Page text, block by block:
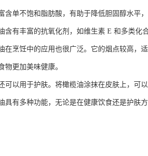
含单不饱和脂肪酸，有助于降低胆固醇水平
含有丰富的抗氧化剂，如维生素 E 和多类化
在烹饪中的应用也很广泛。它的烟点较高，
物更加美味健康。
可以用于护肤。将橄榄油涂抹在皮肤上，可
具有多种功能，无论是在健康饮食还是护肤